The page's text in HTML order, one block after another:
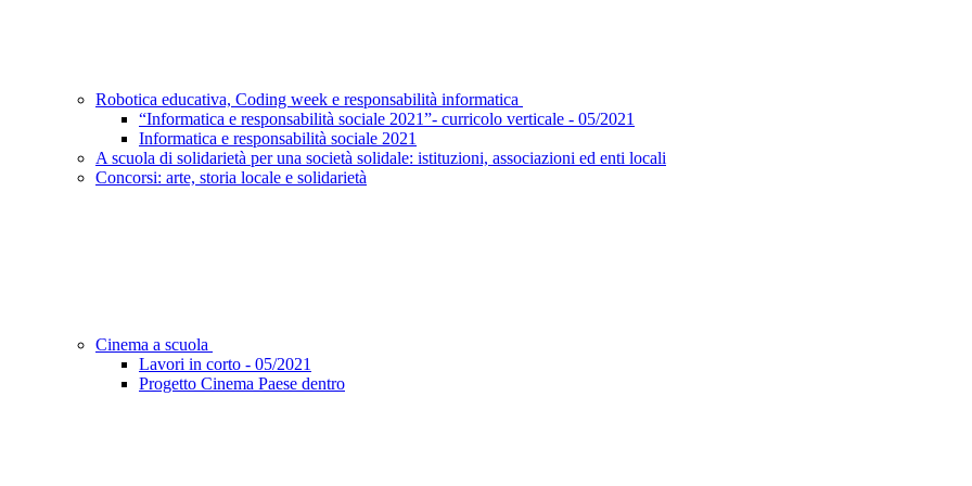
Robotica educativa, Coding week e responsabilità informatica
“Informatica e responsabilità sociale 2021”- curricolo verticale - 05/2021
Informatica e responsabilità sociale 2021
A scuola di solidarietà per una società solidale: istituzioni, associazioni ed enti locali
Concorsi: arte, storia locale e solidarietà
Cinema a scuola
Lavori in corto - 05/2021
Progetto Cinema Paese dentro